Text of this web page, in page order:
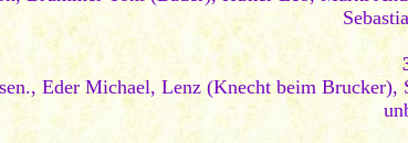
Eder Michael, Lenz (Knecht beim